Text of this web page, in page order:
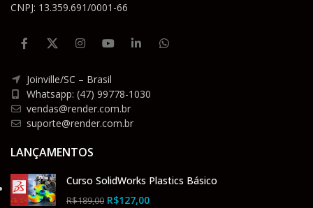
CNPJ: 13.359.691/0001-66
Joinville/SC – Brasil
Whatsapp: (47) 99778-1030
vendas@render.com.br
suporte@render.com.br
LANÇAMENTOS
Curso SolidWorks Plastics Básico
R$189,00 R$127,00